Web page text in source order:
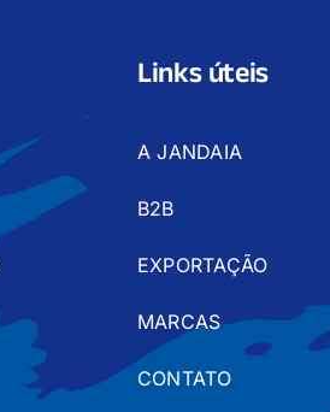
Links úteis
A JANDAIA
B2B
EXPORTAÇÃO
MARCAS
CONTATO